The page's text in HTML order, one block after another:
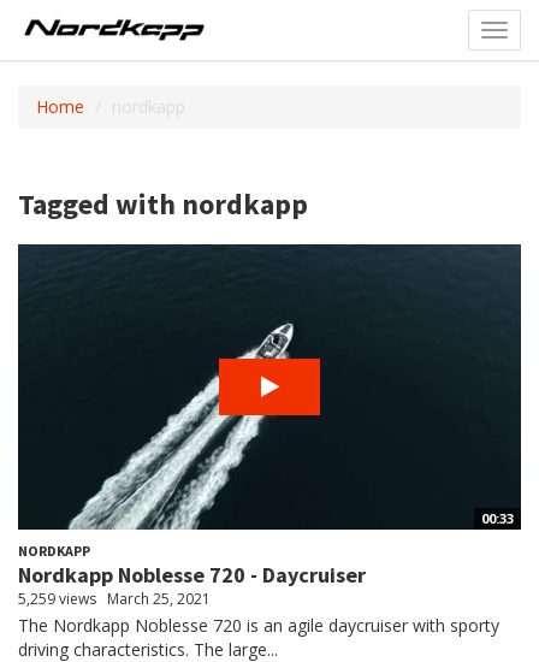
Home nordkapp
Tagged with nordkapp
00:33
NORDKAPP
Nordkapp Noblesse 720 - Daycruiser
5,259 views March 25, 2021
The Nordkapp Noblesse 720 is an agile daycruiser with sporty
driving characteristics. The large...